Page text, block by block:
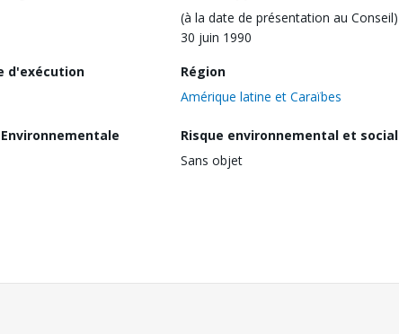
(à la date de présentation au Conseil)
30 juin 1990
d'exécution
Région
Amérique latine et Caraïbes
Risque environnemental et social
Sans objet